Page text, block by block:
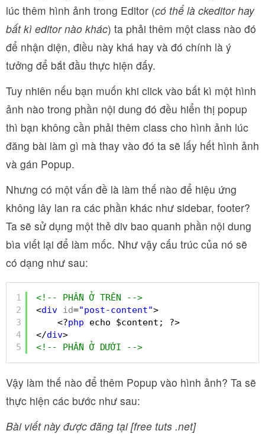
lúc thêm hình ảnh trong Editor (có thể là ckeditor hay
bất kì editor nào khác) ta phải thêm một class nào đó
để nhận diện, điều này khá hay và đó chính là ý
tưởng để bắt đầu thực hiện đấy.
Tuy nhiên nếu bạn muốn khi click vào bất kì một hình
ảnh nào trong phần nội dung đó đều hiển thị popup
thì bạn không cần phải thêm class cho hình ảnh lúc
đăng bài làm gì mà thay vào đó ta sẽ lấy hết hình ảnh
và gán Popup.
Nhưng có một vấn đề là làm thế nào để hiệu ứng
không lây lan ra các phần khác như sidebar, footer?
Ta sẽ sử dụng một thẻ div bao quanh phần nội dung
bìa viết lại để làm mốc. Như vậy cấu trúc của nó sẽ
có dạng như sau:
1
2
3
4
5
<!-- PHẦN Ở TRÊN -->
<div id="post-content">
<?php
echo $content; ?>
</div>
<!-- PHẦN Ở DƯỚI -->
Vậy làm thế nào để thêm Popup vào hình ảnh? Ta sẽ
thực hiện các bước như sau:
Bài viết này được đăng tại [free tuts .net]